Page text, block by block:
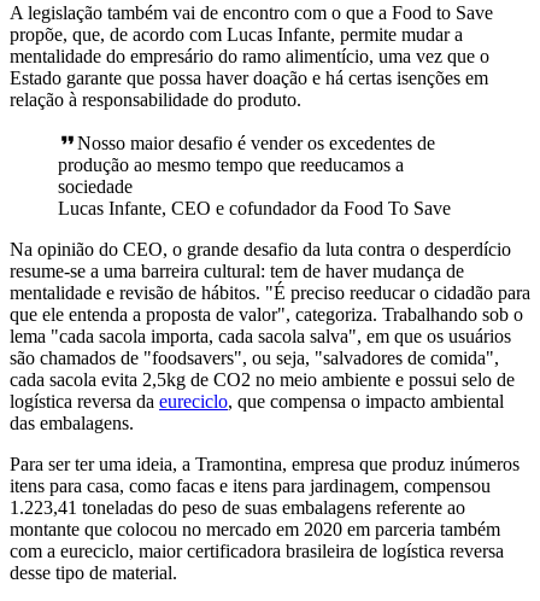
A legislação também vai de encontro com o que a Food to Save
propõe, que, de acordo com Lucas Infante, permite mudar a
mentalidade do empresário do ramo alimentício, uma vez que o
Estado garante que possa haver doação e há certas isenções em
relação à responsabilidade do produto.
Nosso maior desafio é vender os excedentes de
produção ao mesmo tempo que reeducamos a
sociedade
Lucas Infante, CEO e cofundador da Food To Save
Na opinião do CEO, o grande desafio da luta contra o desperdício
resume-se a uma barreira cultural: tem de haver mudança de
mentalidade e revisão de hábitos. "É preciso reeducar o cidadão para
que ele entenda a proposta de valor", categoriza. Trabalhando sob o
lema "cada sacola importa, cada sacola salva", em que os usuários
são chamados de "foodsavers", ou seja, "salvadores de comida",
cada sacola evita 2,5kg de CO2 no meio ambiente e possui selo de
logística reversa da eureciclo, que compensa o impacto ambiental
das embalagens.
Para ser ter uma ideia, a Tramontina, empresa que produz inúmeros
itens para casa, como facas e itens para jardinagem, compensou
1.223,41 toneladas do peso de suas embalagens referente ao
montante que colocou no mercado em 2020 em parceria também
com a eureciclo, maior certificadora brasileira de logística reversa
desse tipo de material.